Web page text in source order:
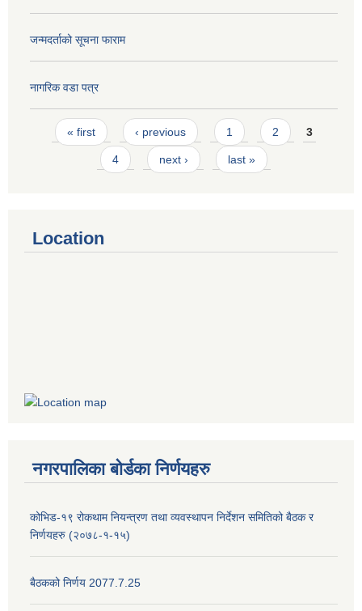
जन्मदर्ताको सूचना फाराम
नागरिक वडा पत्र
Pages
« first ‹ previous 1 2 3
4 next › last »
Location
नगरपालिका बोर्डका निर्णयहरु
कोभिड-१९ रोकथाम नियन्त्रण तथा व्यवस्थापन निर्देशन समितिको बैठक र
निर्णयहरु (२०७८-१-१५)
बैठकको निर्णय 2077.7.25